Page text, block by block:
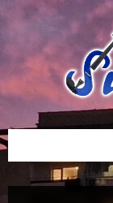
Przejdź
Przejdź
bocznego
Przejdź